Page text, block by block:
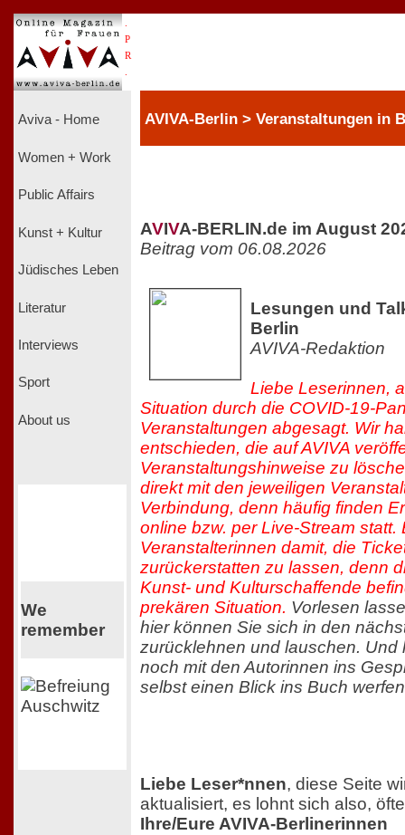
P
R
Aviva - Home
Women + Work
Public Affairs
Kunst + Kultur
Jüdisches Leben
Literatur
Interviews
Sport
About us
We
remember
AVIVA-Berlin > Veranstaltungen in
AVIVA-BERLIN.de im August
Beitrag vom 06.08.2026
Lesungen und
Berlin
AVIVA-Redaktion
Liebe Leserinnen,
Situation durch die COVID-19-
Veranstaltungen abgesagt. Wir
entschieden, die auf AVIVA
Veranstaltungshinweise zu
direkt mit den jeweiligen
Verbindung, denn häufig finden
online bzw. per Live-Stream statt.
Veranstalterinnen damit, die
zurückerstatten zu lassen, denn
Kunst- und Kulturschaffende
prekären Situation. Vorlesen
hier können Sie sich in den
zurücklehnen und lauschen. Und
noch mit den Autorinnen ins
selbst einen Blick ins Buch
Liebe Leser*nnen, diese Seite
aktualisiert, es lohnt sich also,
Ihre/Eure AVIVA-Berlinerinnen